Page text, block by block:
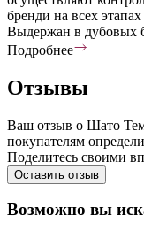
бренди на всех
Выдержан в дубовых
Подробнее
Отзывы
Ваш отзыв о Шато
покупателям
Поделитесь своими
Оставить отзыв
Возможно вы